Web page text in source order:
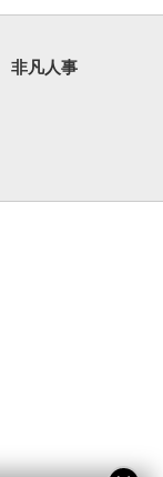
非凡人事